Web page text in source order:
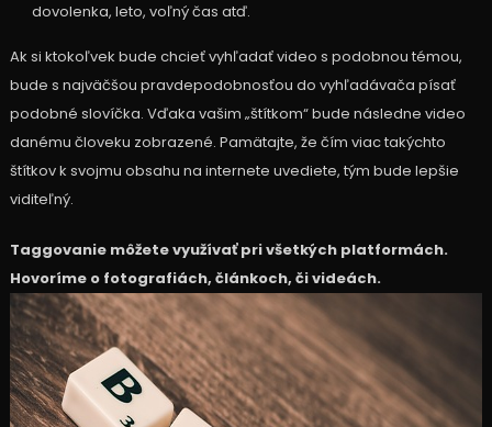
dovolenka, leto, voľný čas atď.
Ak si ktokoľvek bude chcieť vyhľadať video s podobnou témou,
bude s najväčšou pravdepodobnosťou do vyhľadávača písať
podobné slovíčka. Vďaka vašim „štítkom“ bude následne video
danému človeku zobrazené. Pamätajte, že čím viac takýchto
štítkov k svojmu obsahu na internete uvediete, tým bude lepšie
viditeľný.
Taggovanie môžete využívať pri všetkých platformách.
Hovoríme o fotografiách, článkoch, či videách.